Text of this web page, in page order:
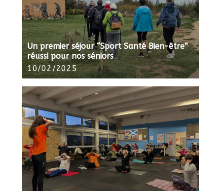
Un premier séjour “Sport Santé Bien-être”
réussi pour nos séniors
10/02/2025